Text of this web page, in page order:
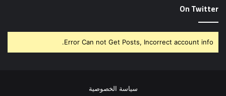
On Twitter
Error Can not Get Posts, Incorrect account info.
سياسة الخصوصية